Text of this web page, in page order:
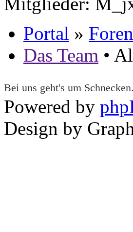
Portal »
Das Team •
Bei uns geht's um Schnecken.
Powered by
Design by